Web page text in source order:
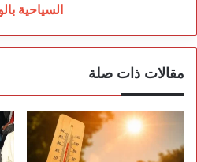
السياحية
مقالات ذات صلة